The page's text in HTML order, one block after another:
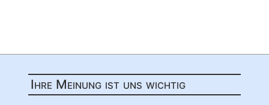
Ihre Meinung ist uns wichtig